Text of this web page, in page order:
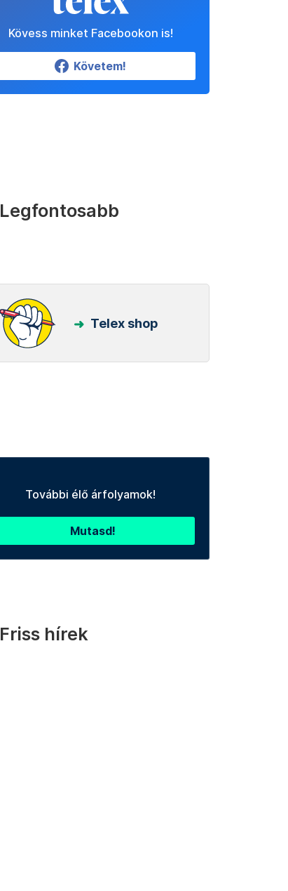
Kövess minket Facebookon is!
Követem!
Legfontosabb
Telex shop
További élő árfolyamok!
Mutasd!
Friss hírek